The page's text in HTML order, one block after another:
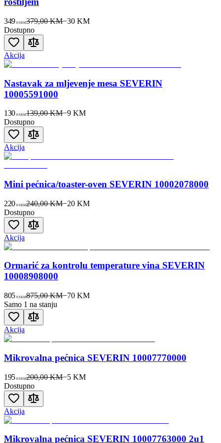
349 00KM379,00 KM−30 KM
Dostupno
Akcija
Nastavak za mljevenje mesa SEVERIN
10005591000
130 00KM139,00 KM−9 KM
Dostupno
Akcija
Mini pećnica/toaster-oven SEVERIN 10002078000
220 00KM240,00 KM−20 KM
Dostupno
Akcija
Ormarić za kontrolu temperature vina SEVERIN
10008908000
805 00KM875,00 KM−70 KM
Samo 1 na stanju
Akcija
Mikrovalna pećnica SEVERIN 10007770000
195 00KM200,00 KM−5 KM
Dostupno
Akcija
Mikrovalna pećnica SEVERIN 10007763000 2u1